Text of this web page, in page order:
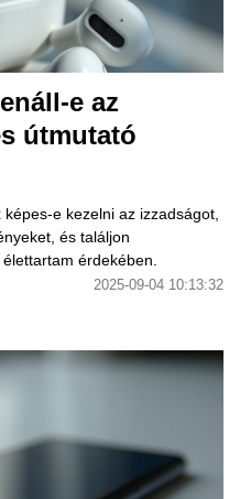
e az
útmutató
e kezelni az izzadságot,
és találjon
érdekében.
2025-09-04 10:13:32